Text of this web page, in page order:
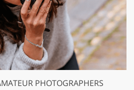
PHOTOGRAPHERS